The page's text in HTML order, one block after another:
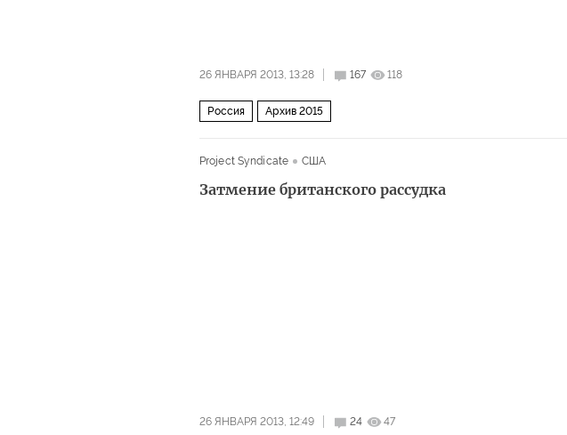
26 ЯНВАРЯ 2013, 13:28 167 118
Россия Архив 2015
Project Syndicate США
Затмение британского рассудка
26 ЯНВАРЯ 2013, 12:49 24 47